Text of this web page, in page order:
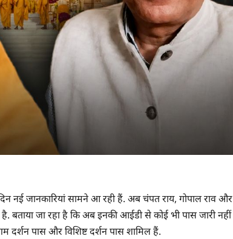
नई जानकारियां सामने आ रही हैं. अब चंपत राय, गोपाल राव और
बताया जा रहा है कि अब इनकी आईडी से कोई भी पास जारी नहीं
पास और विशिष्ट दर्शन पास शामिल हैं.